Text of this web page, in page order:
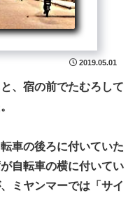
2019.05.01
、宿の前でたむろして
車の後ろに付いていた
自転車の横に付いてい
ミヤンマーでは「サイ